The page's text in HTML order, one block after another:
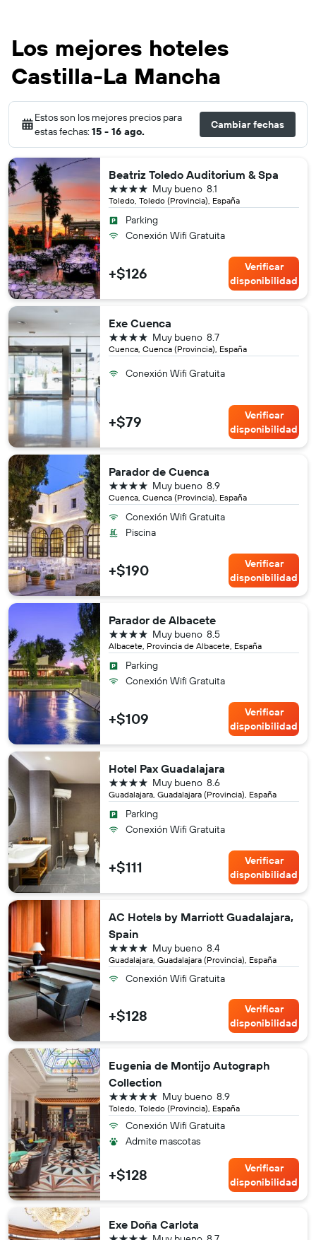
Los mejores hoteles
Castilla-La Mancha
Estos son los mejores precios para
estas fechas: 15 - 16 ago.
Cambiar fechas
Beatriz Toledo Auditorium & Spa
Toledo, Toledo (Provincia), España
8.1
Muy bueno
4 estrellas
Parking
Conexión Wifi Gratuita
+$126
Verificar
disponibilidad
Exe Cuenca
Cuenca, Cuenca (Provincia), España
8.7
Muy bueno
4 estrellas
Conexión Wifi Gratuita
+$79
Verificar
disponibilidad
Parador de Cuenca
Cuenca, Cuenca (Provincia), España
8.9
Muy bueno
4 estrellas
Conexión Wifi Gratuita
Piscina
+$190
Verificar
disponibilidad
Parador de Albacete
Albacete, Provincia de Albacete, España
8.5
Muy bueno
4 estrellas
Parking
Conexión Wifi Gratuita
+$109
Verificar
disponibilidad
Hotel Pax Guadalajara
Guadalajara, Guadalajara (Provincia), España
8.6
Muy bueno
4 estrellas
Parking
Conexión Wifi Gratuita
+$111
Verificar
disponibilidad
AC Hotels by Marriott Guadalajara,
Spain
Guadalajara, Guadalajara (Provincia), España
8.4
Muy bueno
4 estrellas
Conexión Wifi Gratuita
+$128
Verificar
disponibilidad
Eugenia de Montijo Autograph
Collection
Toledo, Toledo (Provincia), España
8.9
Muy bueno
5 estrellas
Conexión Wifi Gratuita
Admite mascotas
+$128
Verificar
disponibilidad
Exe Doña Carlota